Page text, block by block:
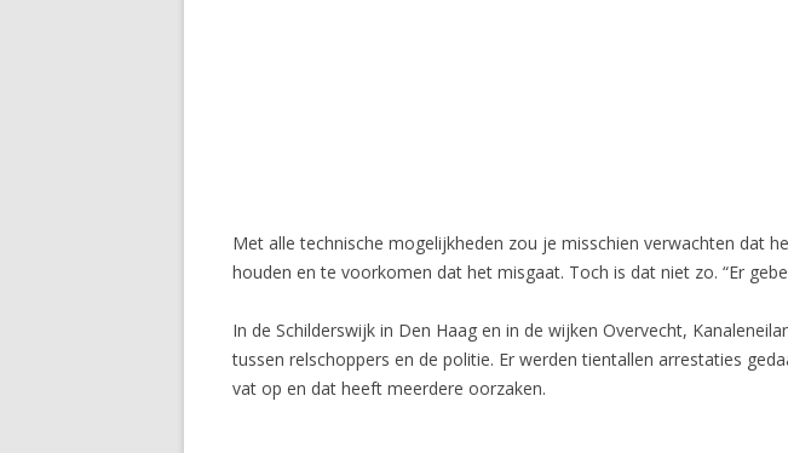
Met alle technische mogelijkheden zou je misschien verwachten dat
houden en te voorkomen dat het misgaat. Toch is dat niet zo. “Er
In de Schilderswijk in Den Haag en in de wijken Overvecht,
tussen relschoppers en de politie. Er werden tientallen arrestaties
vat op en dat heeft meerdere oorzaken.